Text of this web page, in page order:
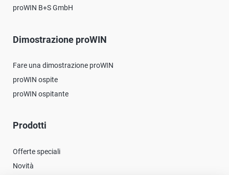
proWIN B+S GmbH
Dimostrazione proWIN
Fare una dimostrazione proWIN
proWIN ospite
proWIN ospitante
Prodotti
Offerte speciali
Novità